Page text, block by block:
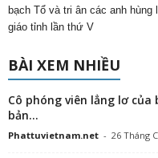
bạch Tổ và tri ân các anh
giáo tỉnh lần thứ V
BÀI XEM NHIỀU
Cô phóng viên lẳng lơ
bản...
Phattuvietnam.net - 26 Tháng